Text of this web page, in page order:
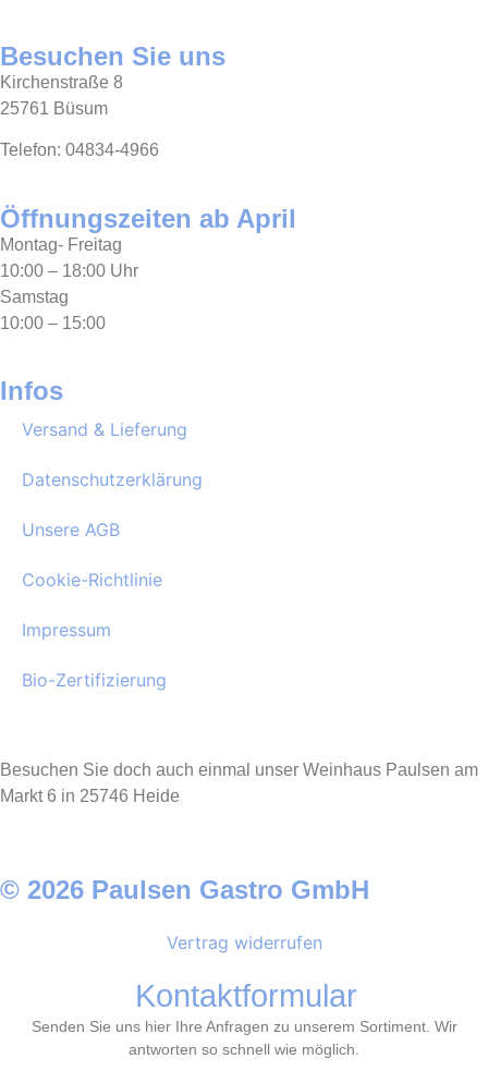
Besuchen Sie uns
Kirchenstraße 8
25761 Büsum
Telefon: 04834-4966
Öffnungszeiten ab April
Montag- Freitag
10:00 – 18:00 Uhr
Samstag
10:00 – 15:00
Infos
Versand & Lieferung
Datenschutzerklärung
Unsere AGB
Cookie-Richtlinie
Impressum
Bio-Zertifizierung
Besuchen Sie doch auch einmal unser Weinhaus Paulsen am
Markt 6 in 25746 Heide
© 2026 Paulsen Gastro GmbH
Vertrag widerrufen
Kontaktformular
Senden Sie uns hier Ihre Anfragen zu unserem Sortiment. Wir
antworten so schnell wie möglich.